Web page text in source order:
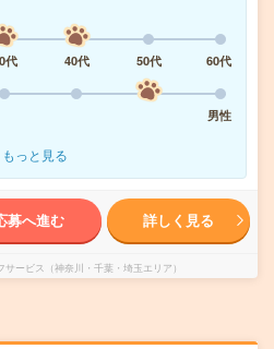
代 40代 50代
60代
男性
もっと見る
募へ進む 詳しく見る
ービス（神奈川・千葉・埼玉エリア）